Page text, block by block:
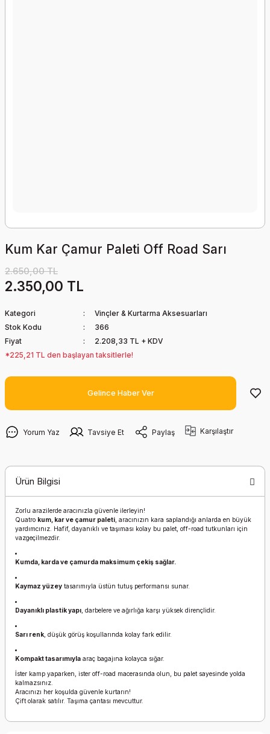
Kum Kar Çamur Paleti Off Road Sarı
2.650,00 TL
2.350,00 TL
Kategori
Vinçler & Kurtarma Aksesuarları
Stok Kodu
366
Fiyat
2.208,33 TL + KDV
*225,21 TL den başlayan taksitlerle!
Gelince Haber Ver
Yorum Yaz Tavsiye Et Paylaş Karşılaştır
Ürün Bilgisi
Zorlu arazilerde aracınızla güvenle ilerleyin!
Quatro kum, kar ve çamur paleti , aracınızın kara saplandığı anlarda en büyük
yardımcınız. Hafif, dayanıklı ve taşıması kolay bu palet, off-road tutkunları için
vazgeçilmezdir.
Kumda, karda ve çamurda maksimum çekiş sağlar.
Kaymaz yüzey tasarımıyla üstün tutuş performansı sunar.
Dayanıklı plastik yapı , darbelere ve ağırlığa karşı yüksek dirençlidir.
Sarı renk , düşük görüş koşullarında kolay fark edilir.
Kompakt tasarımıyla araç bagajına kolayca sığar.
İster kamp yaparken, ister off-road macerasında olun, bu palet sayesinde yolda
kalmazsınız.
Aracınızı her koşulda güvenle kurtarın!
Çift olarak satılır. Taşıma çantası mevcuttur.